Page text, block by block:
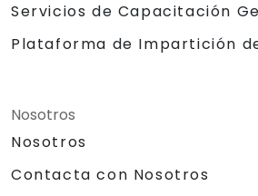
Servicios de Capacitación
Plataforma de Impartición
Nosotros
Nosotros
Contacta con Nosotros